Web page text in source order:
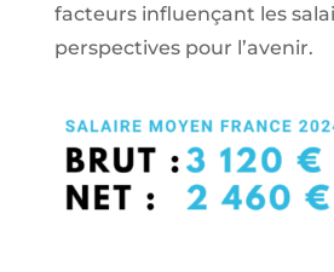
facteurs influençant les
perspectives pour l’avenir.